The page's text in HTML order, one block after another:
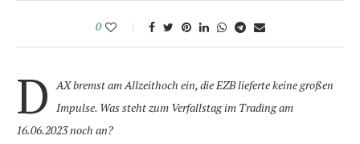
0
D
AX bremst am Allzeithoch ein, die EZB lieferte keine großen
Impulse. Was steht zum Verfallstag im Trading am
16.06.2023 noch an?